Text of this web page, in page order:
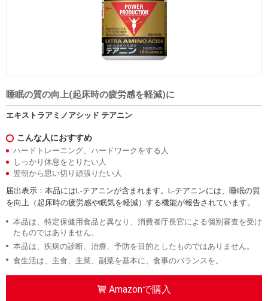
睡眠の質の向上(起床時の疲労感を軽減)に
エキストラアミノアシッド テアニン
こんな人におすすめ
ハードトレーニング、ハードワークをする人
しっかり休息をとりたい人
翌朝から思い切り頑張りたい人
届出表示：本品にはL-テアニンが含まれます。L-テアニンには、睡眠の質
を向上（起床時の疲労感や眠気を軽減）する機能が報告されています。
本品は、特定保健用食品と異なり、消費者庁長官による個別審査を受け
たものではありません。
本品は、疾病の診断、治療、予防を目的としたものではありません。
食生活は、主食、主菜、副菜を基本に、食事のバランスを。
Amazonで購入